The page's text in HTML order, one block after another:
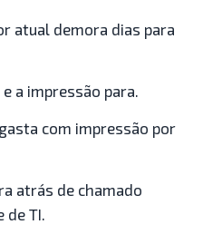
SLA do Brasil,
reposição de
e gestão por
atual demora dias para
a impressão para.
com impressão por
atrás de chamado
de TI.